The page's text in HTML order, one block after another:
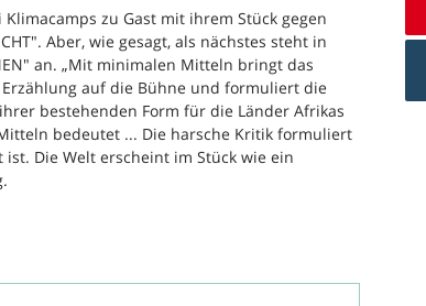
zu Gast mit ihrem Stück gegen
Aber, wie gesagt, als nächstes steht in
an. „Mit minimalen Mitteln bringt das
auf die Bühne und formuliert die
bestehenden Form für die Länder Afrikas
bedeutet ... Die harsche Kritik formuliert
Die Welt erscheint im Stück wie ein